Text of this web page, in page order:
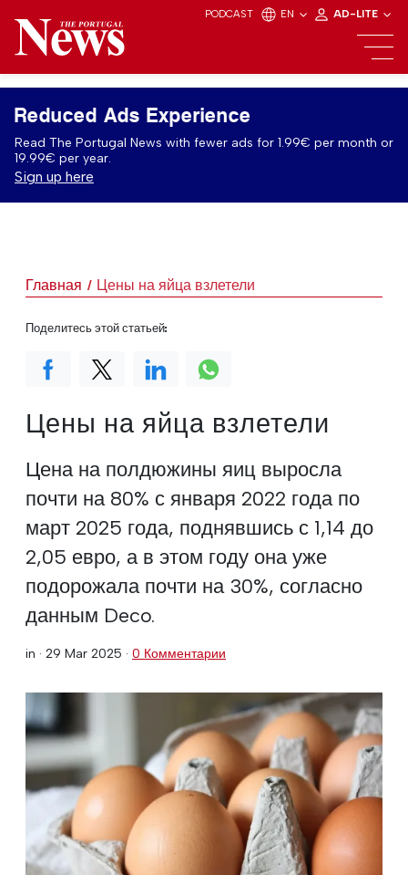
PODCAST EN AD-LITE
Reduced Ads Experience
Read The Portugal News with fewer ads for 1.99€ per month or
19.99€ per year.
Sign up here
Главная Цены на яйца взлетели
Цены на яйца взлетели
Цена на полдюжины яиц выросла
почти на 80% с января 2022 года по
март 2025 года, поднявшись с 1,14 до
2,05 евро, а в этом году она уже
подорожала почти на 30%, согласно
данным Deco.
in · 29 Mar 2025 · 0 Комментарии
Поделитесь этой статьей: